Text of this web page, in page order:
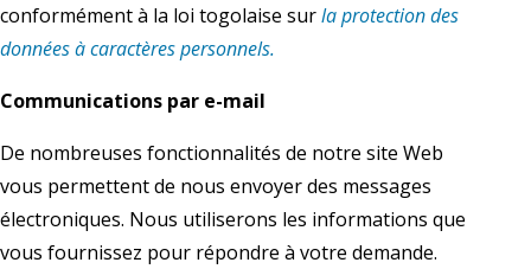
conformément à la loi togolaise surla protection des
données à caractères personnels.
Communications par e-mail
De nombreuses fonctionnalités de notre site Web
vous permettent de nous envoyer des messages
électroniques. Nous utiliserons les informations que
vous fournissez pour répondre à votre demande.